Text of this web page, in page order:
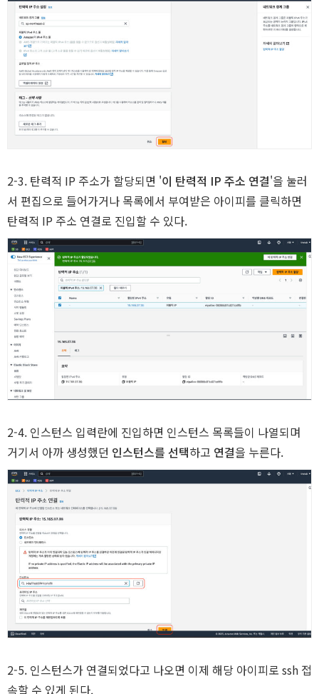
2-3. 탄력적 IP 주소가 할당되면 '이 탄력적 IP 주소 연결'을 눌러
서 편집으로 들어가거나 목록에서 부여받은 아이피를 클릭하면
탄력적 IP 주소 연결로 진입할 수 있다.
2-4. 인스턴스 입력란에 진입하면 인스턴스 목록들이 나열되며
거기서 아까 생성했던 인스턴스를 선택하고 연결을 누른다.
2-5. 인스턴스가 연결되었다고 나오면 이제 해당 아이피로 ssh 접
속할 수 있게 된다.